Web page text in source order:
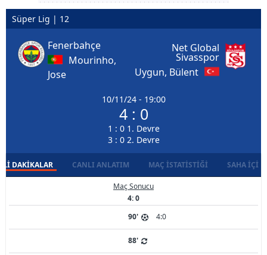
Süper Lig | 12
Fenerbahçe
Mourinho,
Jose
10/11/24 - 19:00
4 : 0
1 : 0 1. Devre
3 : 0 2. Devre
Net Global
Sivasspor
Uygun, Bülent
DAKIKALAR CANLI ANLATIM MAÇ İSTATISTIĞI SAHA İÇI
Maç Sonucu
4: 0
90'
4:0
88'